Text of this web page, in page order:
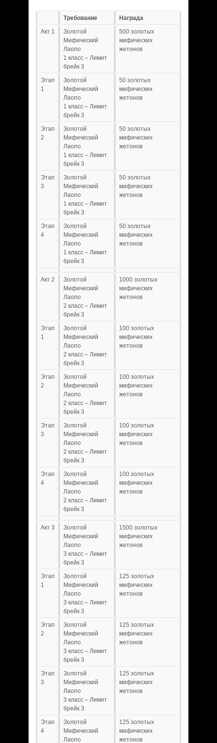
Требование
Награда
Акт 1
Золотой
Мифический
Лаопо
1 класс – Лимит
брейк 3
500 золотых
мифических
жетонов
Этап
1
Золотой
Мифический
Лаопо
1 класс – Лимит
брейк 3
50 золотых
мифических
жетонов
Этап
2
Золотой
Мифический
Лаопо
1 класс – Лимит
брейк 3
50 золотых
мифических
жетонов
Этап
3
Золотой
Мифический
Лаопо
1 класс – Лимит
брейк 3
50 золотых
мифических
жетонов
Этап
4
Золотой
Мифический
Лаопо
1 класс – Лимит
брейк 3
50 золотых
мифических
жетонов
Акт 2
Золотой
Мифический
Лаопо
2 класс – Лимит
брейк 3
1000 золотых
мифических
жетонов
Этап
1
Золотой
Мифический
Лаопо
2 класс – Лимит
брейк 3
100 золотых
мифических
жетонов
Этап
2
Золотой
Мифический
Лаопо
2 класс – Лимит
брейк 3
100 золотых
мифических
жетонов
Этап
3
Золотой
Мифический
Лаопо
2 класс – Лимит
брейк 3
100 золотых
мифических
жетонов
Этап
4
Золотой
Мифический
Лаопо
2 класс – Лимит
брейк 3
100 золотых
мифических
жетонов
Акт 3
Золотой
Мифический
Лаопо
3 класс – Лимит
брейк 3
1500 золотых
мифических
жетонов
Этап
1
Золотой
Мифический
Лаопо
3 класс – Лимит
брейк 3
125 золотых
мифических
жетонов
Этап
2
Золотой
Мифический
Лаопо
3 класс – Лимит
брейк 3
125 золотых
мифических
жетонов
Этап
3
Золотой
Мифический
Лаопо
3 класс – Лимит
брейк 3
125 золотых
мифических
жетонов
Этап
4
Золотой
Мифический
Лаопо
125 золотых
мифических
жетонов